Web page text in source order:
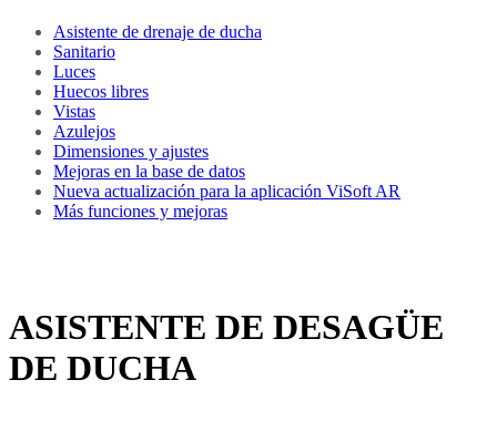
Asistente de drenaje de ducha
Sanitario
Luces
Huecos libres
Vistas
Azulejos
Dimensiones y ajustes
Mejoras en la base de datos
Nueva actualización para la aplicación ViSoft AR
Más funciones y mejoras
ASISTENTE DE DESAGÜE
DE DUCHA